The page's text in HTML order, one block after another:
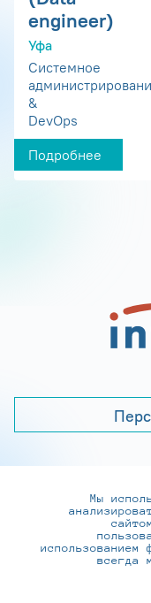
engineer)
Уфа
Системное
&
DevOps
Подробнее
+7 (495)
127273, г.
Мы
всегда